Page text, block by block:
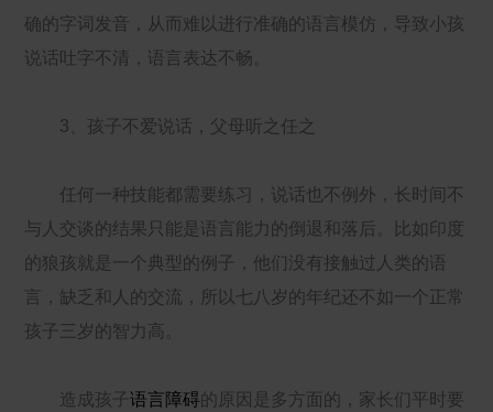
确的字词发音，从而难以进行准确的语言模仿，导致小孩
说话吐字不清，语言表达不畅。
3、孩子不爱说话，父母听之任之
任何一种技能都需要练习，说话也不例外，长时间不
与人交谈的结果只能是语言能力的倒退和落后。比如印度
的狼孩就是一个典型的例子，他们没有接触过人类的语
言，缺乏和人的交流，所以七八岁的年纪还不如一个正常
孩子三岁的智力高。
造成孩子语言障碍的原因是多方面的，家长们平时要